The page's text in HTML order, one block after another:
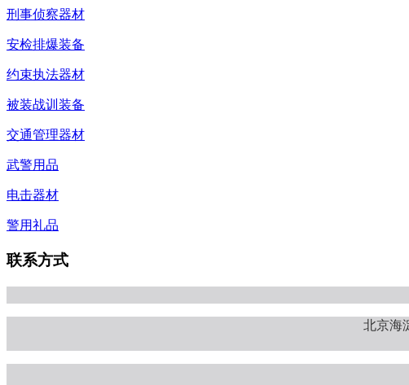
刑事侦察器材
安检排爆装备
约束执法器材
被装战训装备
交通管理器材
武警用品
电击器材
警用礼品
联系方式
北京海